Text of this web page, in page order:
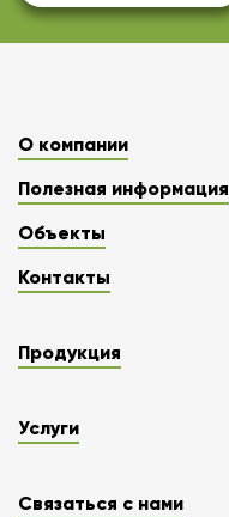
О компании
Полезная информация
Объекты
Контакты
Продукция
Услуги
Связаться с нами